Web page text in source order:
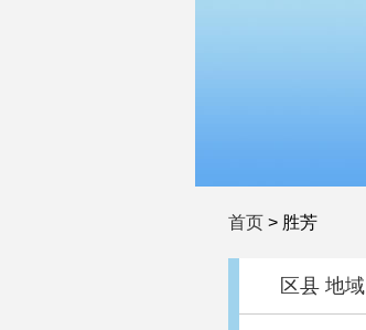
首页 > 胜芳
区县 地域